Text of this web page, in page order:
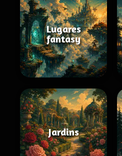
Lugares
fantasy
Jardins